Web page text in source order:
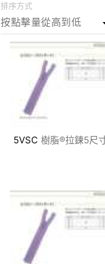
排序方式
5VSC 樹脂®拉鍊5尺